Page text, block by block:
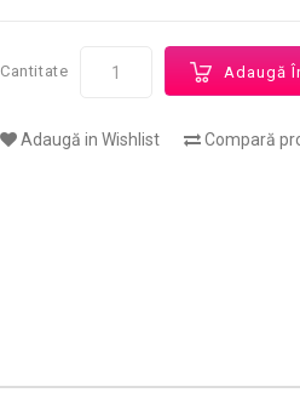
Cantitate Adaugă
Adaugă in Wishlist Compară